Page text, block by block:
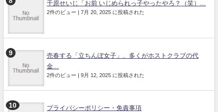
千原せいじ「お前 いじめられっ子やったやろ？（笑）...
2件のビュー 7月 20, 2025 に投稿された
売春する「立ちんぼ女子」、多くがホストクラブの代
金...
2件のビュー 9月 12, 2025 に投稿された
プライバシーポリシー・免責事項